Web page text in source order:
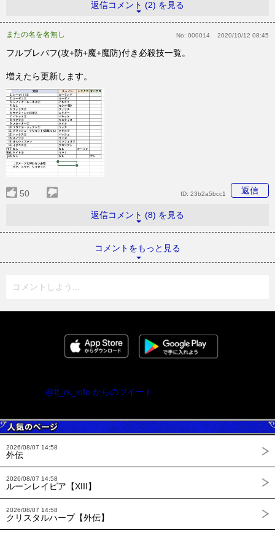
返信コメント (2) を見る
またの名を名無し No: 000014 2020/10/12 08:45
フルブレバフ(攻+防+魔+魔防)付き必殺技一覧。
増えたら更新します。
50 返信
ID: 23b2a5bcc1
返信コメント (8) を見る
コメントをもっと見る
コメントしよう...
@ff_rk_info からのツイート
2026/08/07 14:58
外伝
2026/08/07 14:58
ルーンレイピア【XIII】
2026/08/07 14:58
クリスタルハープ【外伝】